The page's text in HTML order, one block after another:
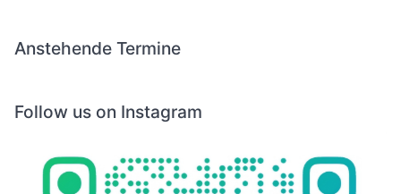
Anstehende Termine
Follow us on Instagram